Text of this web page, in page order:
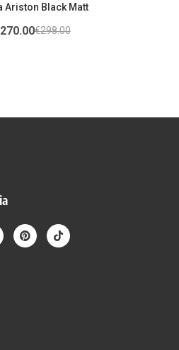
Ariston Black Matt
€298.00
270.00